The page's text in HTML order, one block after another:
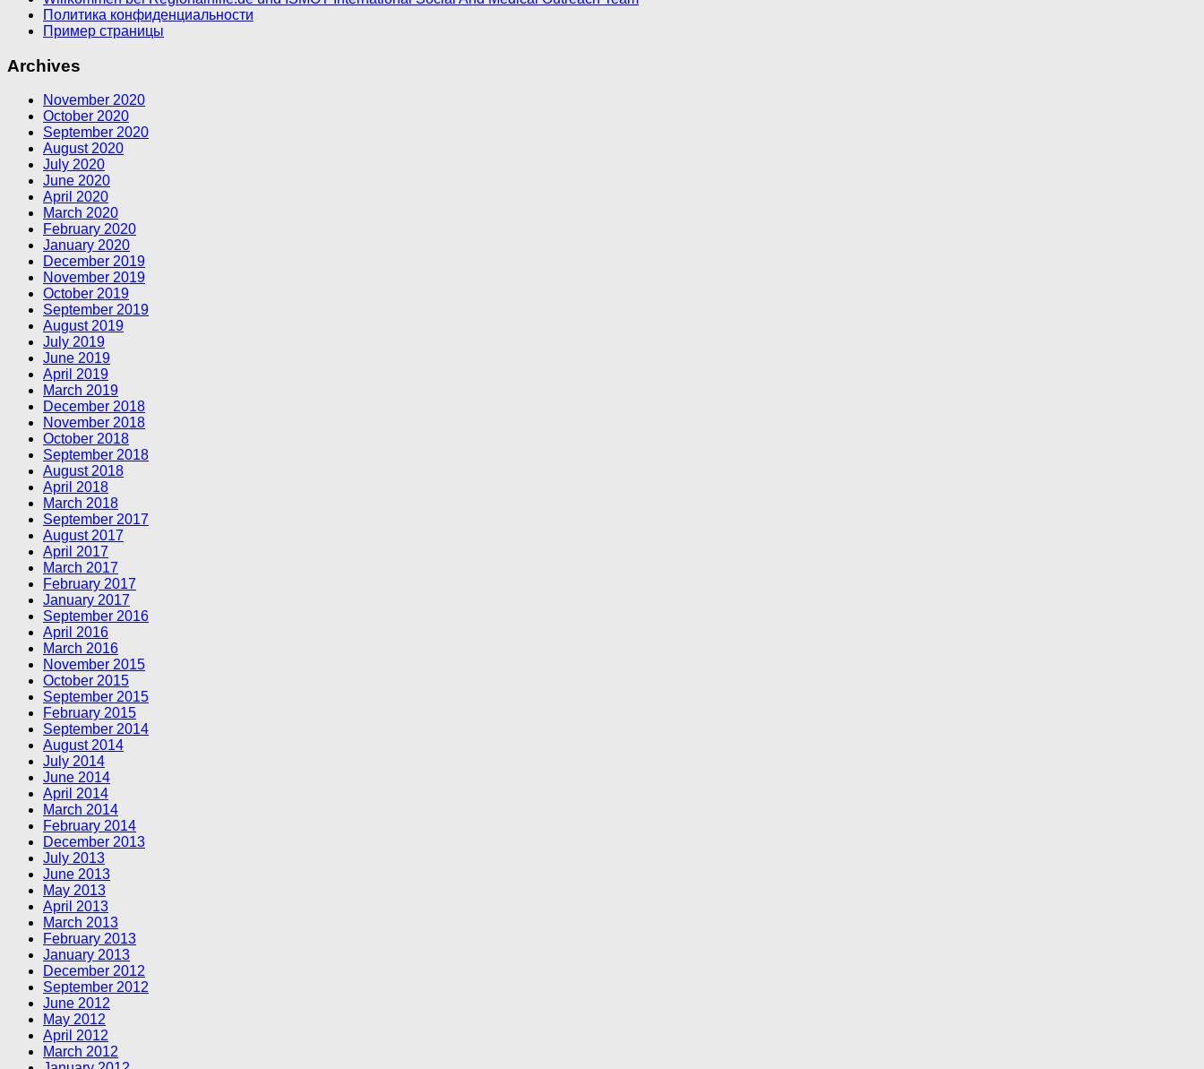
Политика конфиденциальности
Пример страницы
Archives
November 2020
October 2020
September 2020
August 2020
July 2020
June 2020
April 2020
March 2020
February 2020
January 2020
December 2019
November 2019
October 2019
September 2019
August 2019
July 2019
June 2019
April 2019
March 2019
December 2018
November 2018
October 2018
September 2018
August 2018
April 2018
March 2018
September 2017
August 2017
April 2017
March 2017
February 2017
January 2017
September 2016
April 2016
March 2016
November 2015
October 2015
September 2015
February 2015
September 2014
August 2014
July 2014
June 2014
April 2014
March 2014
February 2014
December 2013
July 2013
June 2013
May 2013
April 2013
March 2013
February 2013
January 2013
December 2012
September 2012
June 2012
May 2012
April 2012
March 2012